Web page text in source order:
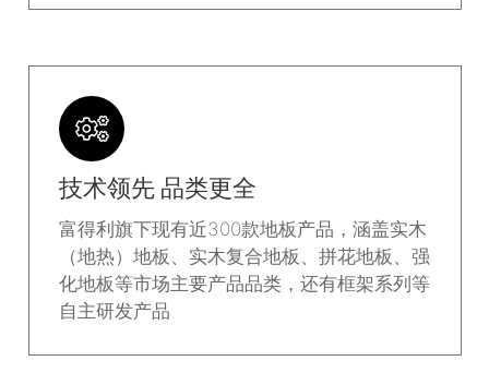
技术领先 品类更全
富得利旗下现有近300款地板产品，涵盖实木
（地热）地板、实木复合地板、拼花地板、强
化地板等市场主要产品品类，还有框架系列等
自主研发产品